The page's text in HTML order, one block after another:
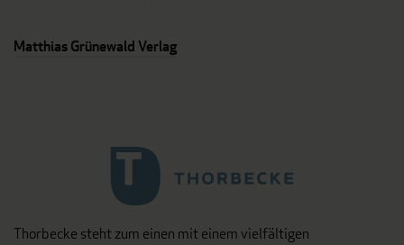
Matthias Grünewald Verlag
Thorbecke steht zum einen mit einem vielfältigen